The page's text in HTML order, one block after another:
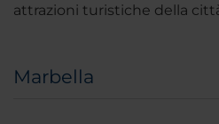
attrazioni turistiche della
Marbella